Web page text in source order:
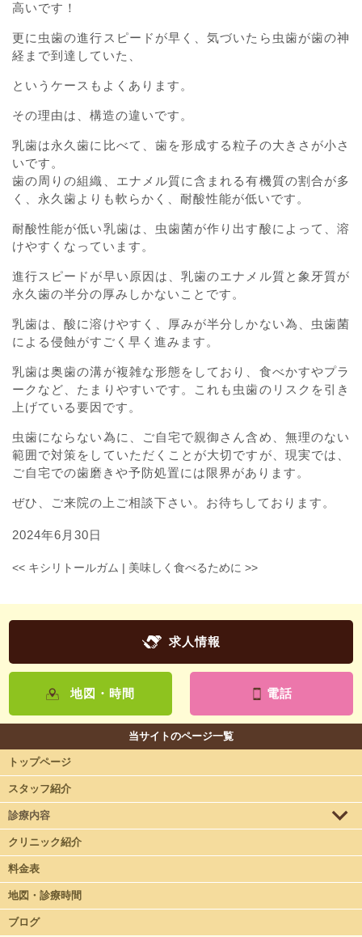
高いです！
更に虫歯の進行スピードが早く、気づいたら虫歯が歯の神
経まで到達していた、
というケースもよくあります。
その理由は、構造の違いです。
乳歯は永久歯に比べて、歯を形成する粒子の大きさが小さ
いです。
歯の周りの組織、エナメル質に含まれる有機質の割合が多
く、永久歯よりも軟らかく、耐酸性能が低いです。
耐酸性能が低い乳歯は、虫歯菌が作り出す酸によって、溶
けやすくなっています。
進行スピードが早い原因は、乳歯のエナメル質と象牙質が
永久歯の半分の厚みしかないことです。
乳歯は、酸に溶けやすく、厚みが半分しかない為、虫歯菌
による侵蝕がすごく早く進みます。
乳歯は奥歯の溝が複雑な形態をしており、食べかすやプラ
ークなど、たまりやすいです。これも虫歯のリスクを引き
上げている要因です。
虫歯にならない為に、ご自宅で親御さん含め、無理のない
範囲で対策をしていただくことが大切ですが、現実では、
ご自宅での歯磨きや予防処置には限界があります。
ぜひ、ご来院の上ご相談下さい。お待ちしております。
2024年6月30日
<< キシリトールガム | 美味しく食べるために >>
求人情報
地図・時間 電話
当サイトのページ一覧
トップページ
スタッフ紹介
診療内容
クリニック紹介
料金表
地図・診療時間
ブログ